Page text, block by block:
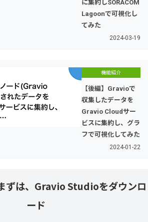
に集約しSORACOM
Lagoonで可視化し
てみた
2024-03-19
機能紹介
【後編】Gravioで
収集したデータを
Gravio Cloudサー
ビスに集約し、グラ
フで可視化してみた
2024-01-22
ずは、Gravio Studioをダウンロ
ード